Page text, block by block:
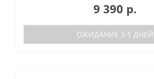
9 390 р.
ОЖИДАНИЕ 3-5 ДНЕЙ